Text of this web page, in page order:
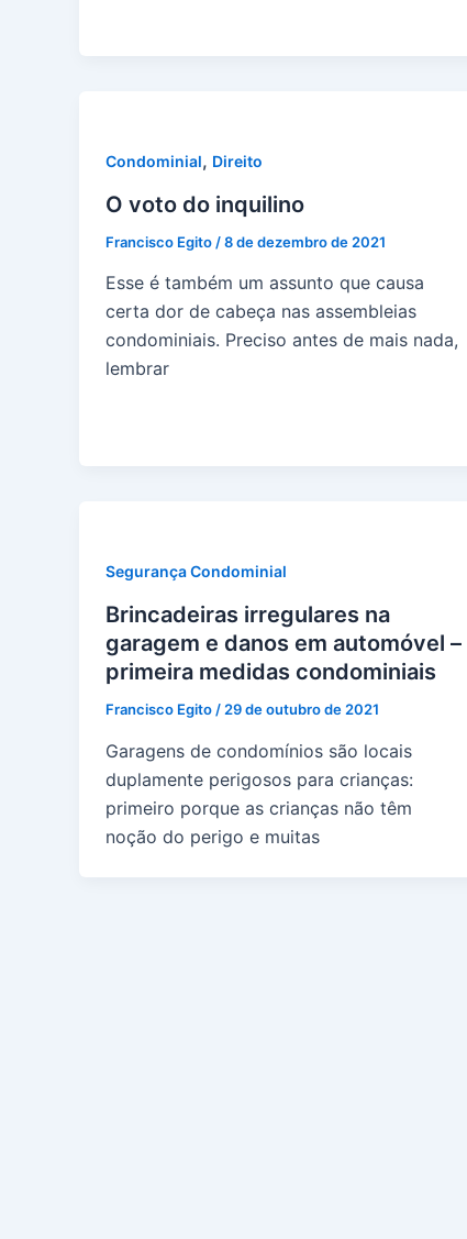
Condominial, Direito
O voto do inquilino
Francisco Egito /8 de dezembro de 2021
Esse é também um assunto que causa
certa dor de cabeça nas assembleias
condominiais. Preciso antes de mais nada,
lembrar
Segurança Condominial
Brincadeiras irregulares na
garagem e danos em automóvel –
primeira medidas condominiais
Francisco Egito / 29 de outubro de 2021
Garagens de condomínios são locais
duplamente perigosos para crianças:
primeiro porque as crianças não têm
noção do perigo e muitas